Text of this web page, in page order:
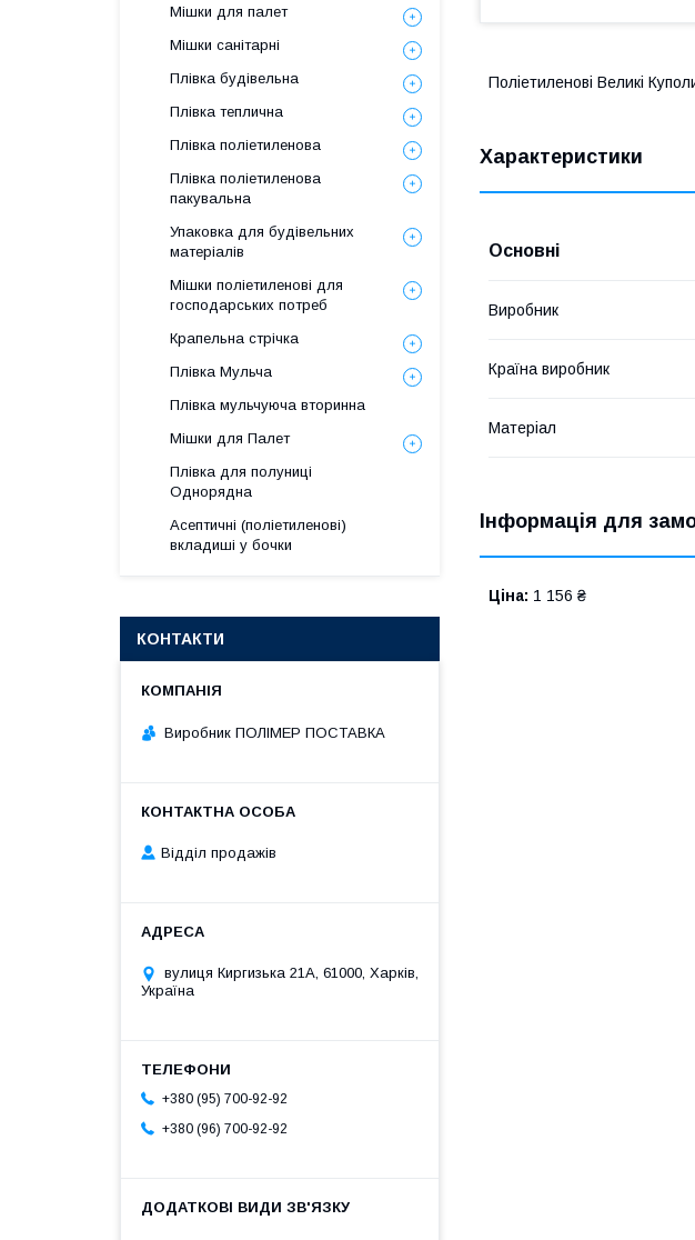
Поліетиленові Великі
Характеристики
Основні
Виробник
Країна виробник
Матеріал
Інформація для
Ціна: 1 156 ₴
Мішки для палет
Мішки санітарні
Плівка будівельна
Плівка теплична
Плівка поліетиленова
Плівка поліетиленова
пакувальна
Упаковка для будівельних
матеріалів
Мішки поліетиленові для
господарських потреб
Крапельна стрічка
Плівка Мульча
Плівка мульчуюча вторинна
Мішки для Палет
Плівка для полуниці
Однорядна
Асептичні (поліетиленові)
вкладиші у бочки
КОНТАКТИ
Виробник ПОЛІМЕР ПОСТАВКА
Відділ продажів
вулиця Киргизька 21А, 61000, Харків,
Україна
+380 (95) 700-92-92
+380 (96) 700-92-92